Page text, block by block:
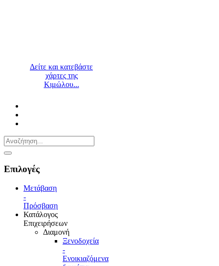
Δείτε και κατεβάστε
χάρτες της
Κιμώλου...
Επιλογές
Μετάβαση
-
Πρόσβαση
Κατάλογος
Επιχειρήσεων
Διαμονή
Ξενοδοχεία
-
Ενοικιαζόμενα